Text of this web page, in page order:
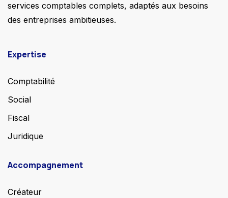
services comptables complets, adaptés aux besoins
des entreprises ambitieuses.
Expertise
Comptabilité
Social
Fiscal
Juridique
Accompagnement
Créateur